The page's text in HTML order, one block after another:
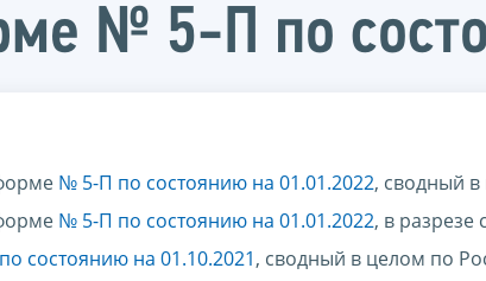
№ 5-П по
№ 5-П по состоянию на 01.01.2022, сводный
№ 5-П по состоянию на 01.01.2022, в разрезе
состоянию на 01.10.2021, сводный в целом по